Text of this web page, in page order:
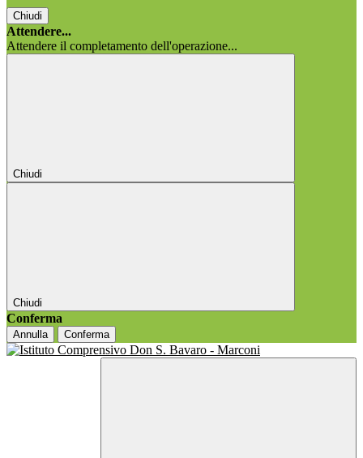
Chiudi
Attendere...
Attendere il completamento dell'operazione...
Chiudi
Chiudi
Conferma
Annulla Conferma